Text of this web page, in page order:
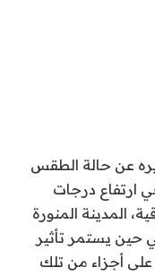
عن حالة الطقس
ارتفاع درجات
المدينة المنورة
حين يستمر تأثير
على أجزاء من تلك